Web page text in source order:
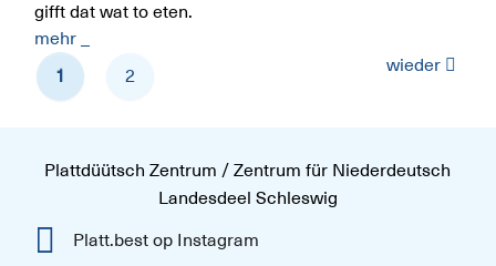
gifft dat wat to eten.
mehr _
1
2
wieder
Plattdüütsch Zentrum / Zentrum für Niederdeutsch
Landesdeel Schleswig
Platt.best op Instagram